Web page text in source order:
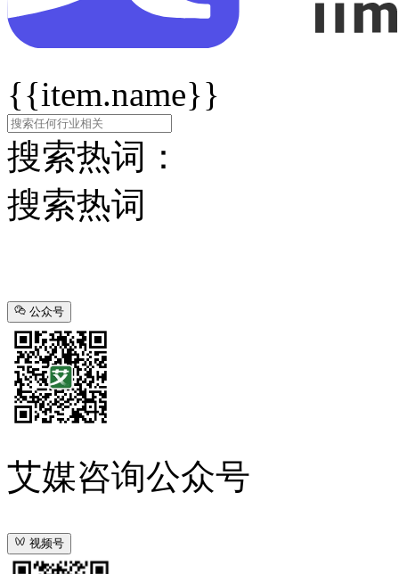
{{item.name}}
搜索热词：
搜索热词
公众号
艾媒咨询公众号
视频号